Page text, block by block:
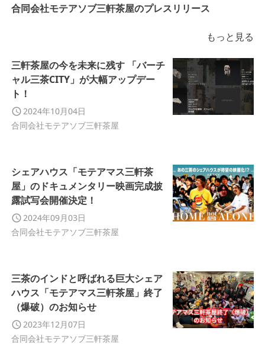
合同会社モテアソブ三軒茶屋のプレスリリース
もっと見る
三軒茶屋の今を未来に残す 「バーチ
ャル三茶CITY」が大幅アップデー
ト！
2024年10月04日
合同会社モテアソブ三軒茶屋
シェアハウス「モテアマス三軒茶
屋」のドキュメンタリー映画完成披
露試写会開催決定！
2024年09月03日
合同会社モテアソブ三軒茶屋
三茶のインドと呼ばれる巨大シェア
ハウス「モテアマス三軒茶屋」終了
（爆破）のお知らせ
2023年12月07日
合同会社モテアソブ三軒茶屋